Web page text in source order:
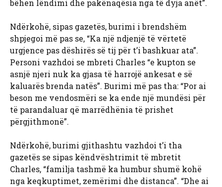
bëhen lëndimi dhe pakënaqësia nga të dyja anët”.
Ndërkohë, sipas gazetës, burimi i brendshëm
shpjegoi më pas se, “Ka një ndjenjë të vërtetë
urgjence pas dëshirës së tij për t’i bashkuar ata”.
Personi vazhdoi se mbreti Charles “e kupton se
asnjë njeri nuk ka gjasa të harrojë ankesat e së
kaluarës brenda natës”. Burimi më pas tha: “Por ai
beson me vendosmëri se ka ende një mundësi për
të parandaluar që marrëdhënia të prishet
përgjithmonë”.
Ndërkohë, burimi gjithashtu vazhdoi t’i tha
gazetës se sipas këndvështrimit të mbretit
Charles, “familja tashmë ka humbur shumë kohë
nga keqkuptimet, zemërimi dhe distanca”. “Dhe ai